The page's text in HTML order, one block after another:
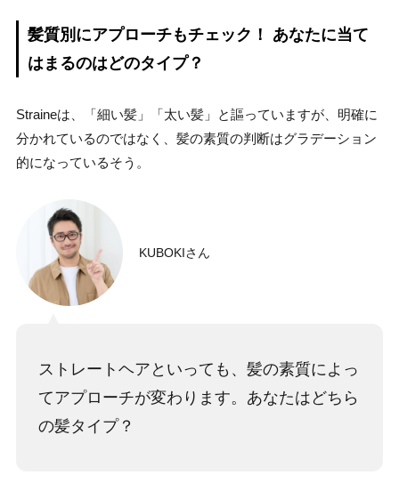
髪質別にアプローチもチェック！ あなたに当て
はまるのはどのタイプ？
Straineは、「細い髪」「太い髪」と謳っていますが、明確に
分かれているのではなく、髪の素質の判断はグラデーション
的になっているそう。
KUBOKIさん
ストレートヘアといっても、髪の素質によっ
てアプローチが変わります。あなたはどちら
の髪タイプ？